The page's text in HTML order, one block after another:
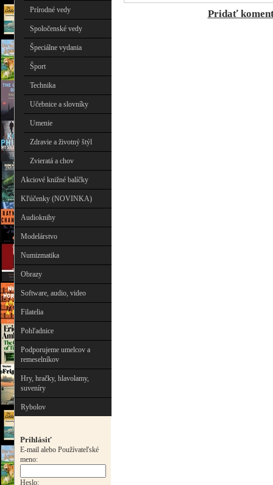
Prírodné vedy
Spoločenské vedy
Špeciálne vydania
Šport
Technika
Učebnice a slovníky
Umenie
Zdravie a životný štýl
Zvieratá a chov
Akciové knižné balíčky
Kľúčenky (NOVINKA)
Audioknihy
Modelárstvo
Numizmatika
Obrazy
Software, audio, video
Filatelia
Pohľadnice
Podporujeme umelcov a
remeselníkov
Hry, hračky, hlavolamy,
suveníry
Rybolov
Prihlásiť
E-mail alebo Používateľské
meno:
Heslo:
Pridať